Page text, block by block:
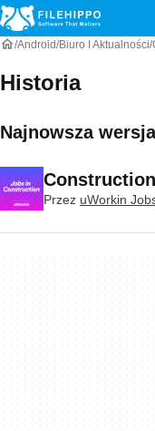
Android Biuro I Aktualności
Historia
Najnowsza wersja
Przez uWorkin